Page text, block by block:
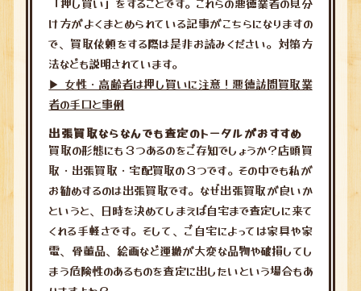
け方がよくまとめられている記事がこちらになりますの
で、買取依頼をする際は是非お読みください。対策方
法なども説明されています。
▶︎ 女性・高齢者は押し買いに注意！悪徳訪問買取業
者の手口と事例
出張買取ならなんでも査定のトータルがおすすめ
買取の形態にも３つあるのをご存知でしょうか？店頭買
取・出張買取・宅配買取の３つです。その中でも私が
お勧めするのは出張買取です。なぜ出張買取が良いか
というと、日時を決めてしまえば自宅まで査定しに来て
くれる手軽さです。そして、ご自宅によっては家具や家
電、骨董品、絵画など運搬が大変な品物や破損してし
まう危険性のあるものを査定に出したいという場合もあ